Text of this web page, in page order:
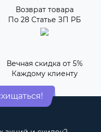
Возврат товара
По 28 Статье ЗП РБ
Вечная скидка от 5%
Каждому клиенту